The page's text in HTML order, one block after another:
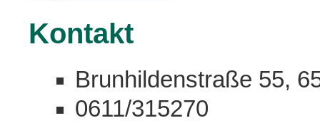
Kontakt
Brunhildenstraße 55,
0611/315270